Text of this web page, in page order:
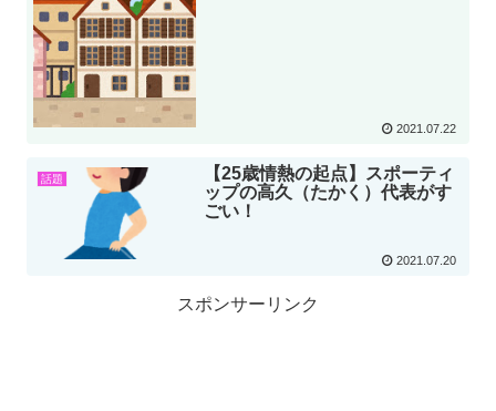
2021.07.22
話題
【25歳情熱の起点】スポーティ
ップの高久（たかく）代表がす
ごい！
2021.07.20
スポンサーリンク